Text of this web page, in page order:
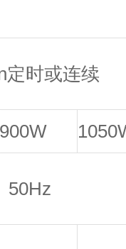
定时或连续
900W
50Hz